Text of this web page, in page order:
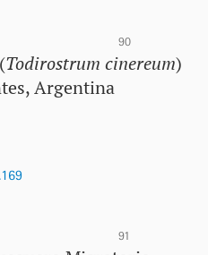
90
Todirostrum cinereum)
Argentina
91